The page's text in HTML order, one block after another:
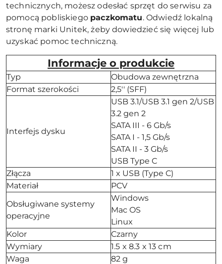
technicznych, możesz odesłać sprzęt do serwisu za
pomocą pobliskiego paczkomatu. Odwiedź lokalną
stronę marki Unitek, żeby dowiedzieć się więcej lub
uzyskać pomoc techniczną.
Informacje o produkcie
Typ
Obudowa zewnętrzna
Format szerokości
2,5'' (SFF)
Interfejs dysku
USB 3.1/USB 3.1 gen 2/USB
3.2 gen 2
SATA III - 6 Gb/s
SATA I - 1,5 Gb/s
SATA II - 3 Gb/s
USB Type C
Złącza
1 x USB (Type C)
Materiał
PCV
Obsługiwane systemy
operacyjne
Windows
Mac OS
Linux
Kolor
Czarny
Wymiary
1.5 x 8.3 x 13 cm
Waga
82 g